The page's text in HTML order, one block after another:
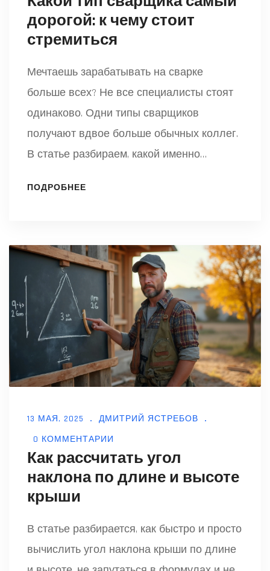
дорогой: к чему стоит
стремиться
Мечтаешь зарабатывать на сварке
больше всех? Не все специалисты стоят
одинаково. Одни типы сварщиков
получают вдвое больше обычных коллег.
В статье разбираем, какой именно
влияет на зарплаты и на какие навыки
примерами и полезными советами.
Цифры, практические нюансы, реальный
опыт.
ПОДРОБНЕЕ
13 МАЯ, 2025
ДМИТРИЙ ЯСТРЕБОВ
0 КОММЕНТАРИИ
Как рассчитать угол
наклона по длине и высоте
крыши
В статье разбирается, как быстро и просто
вычислить угол наклона крыши по длине